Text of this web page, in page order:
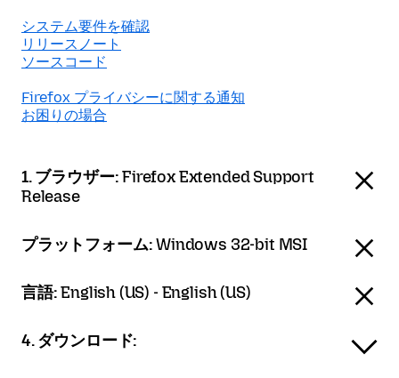
システム要件を確認
リリースノート
ソースコード
Firefox プライバシーに関する通知
お困りの場合
1. ブラウザー:Firefox Extended Support
Release
プラットフォーム:Windows 32-bit MSI
言語:English (US) - English (US)
4. ダウンロード: